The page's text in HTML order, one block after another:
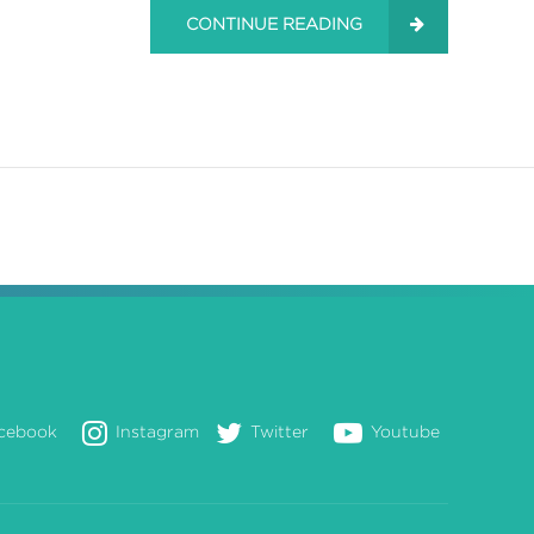
CONTINUE READING
Youtube
Twitter
Instagram